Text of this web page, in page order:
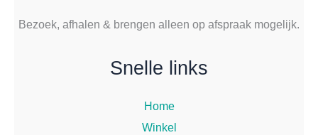
Bezoek, afhalen & brengen alleen op afspraak mogelijk.
Snelle links
Home
Winkel